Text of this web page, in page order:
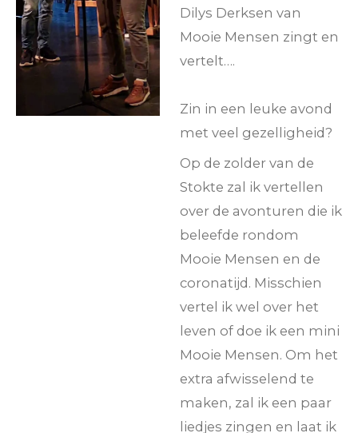
Dilys Derksen van
Mooie Mensen zingt en
vertelt….
Zin in een leuke avond
met veel gezelligheid?
Op de zolder van de
Stokte zal ik vertellen
over de avonturen die ik
beleefde rondom
Mooie Mensen en de
coronatijd. Misschien
vertel ik wel over het
leven of doe ik een mini
Mooie Mensen. Om het
extra afwisselend te
maken, zal ik een paar
liedjes zingen en laat ik